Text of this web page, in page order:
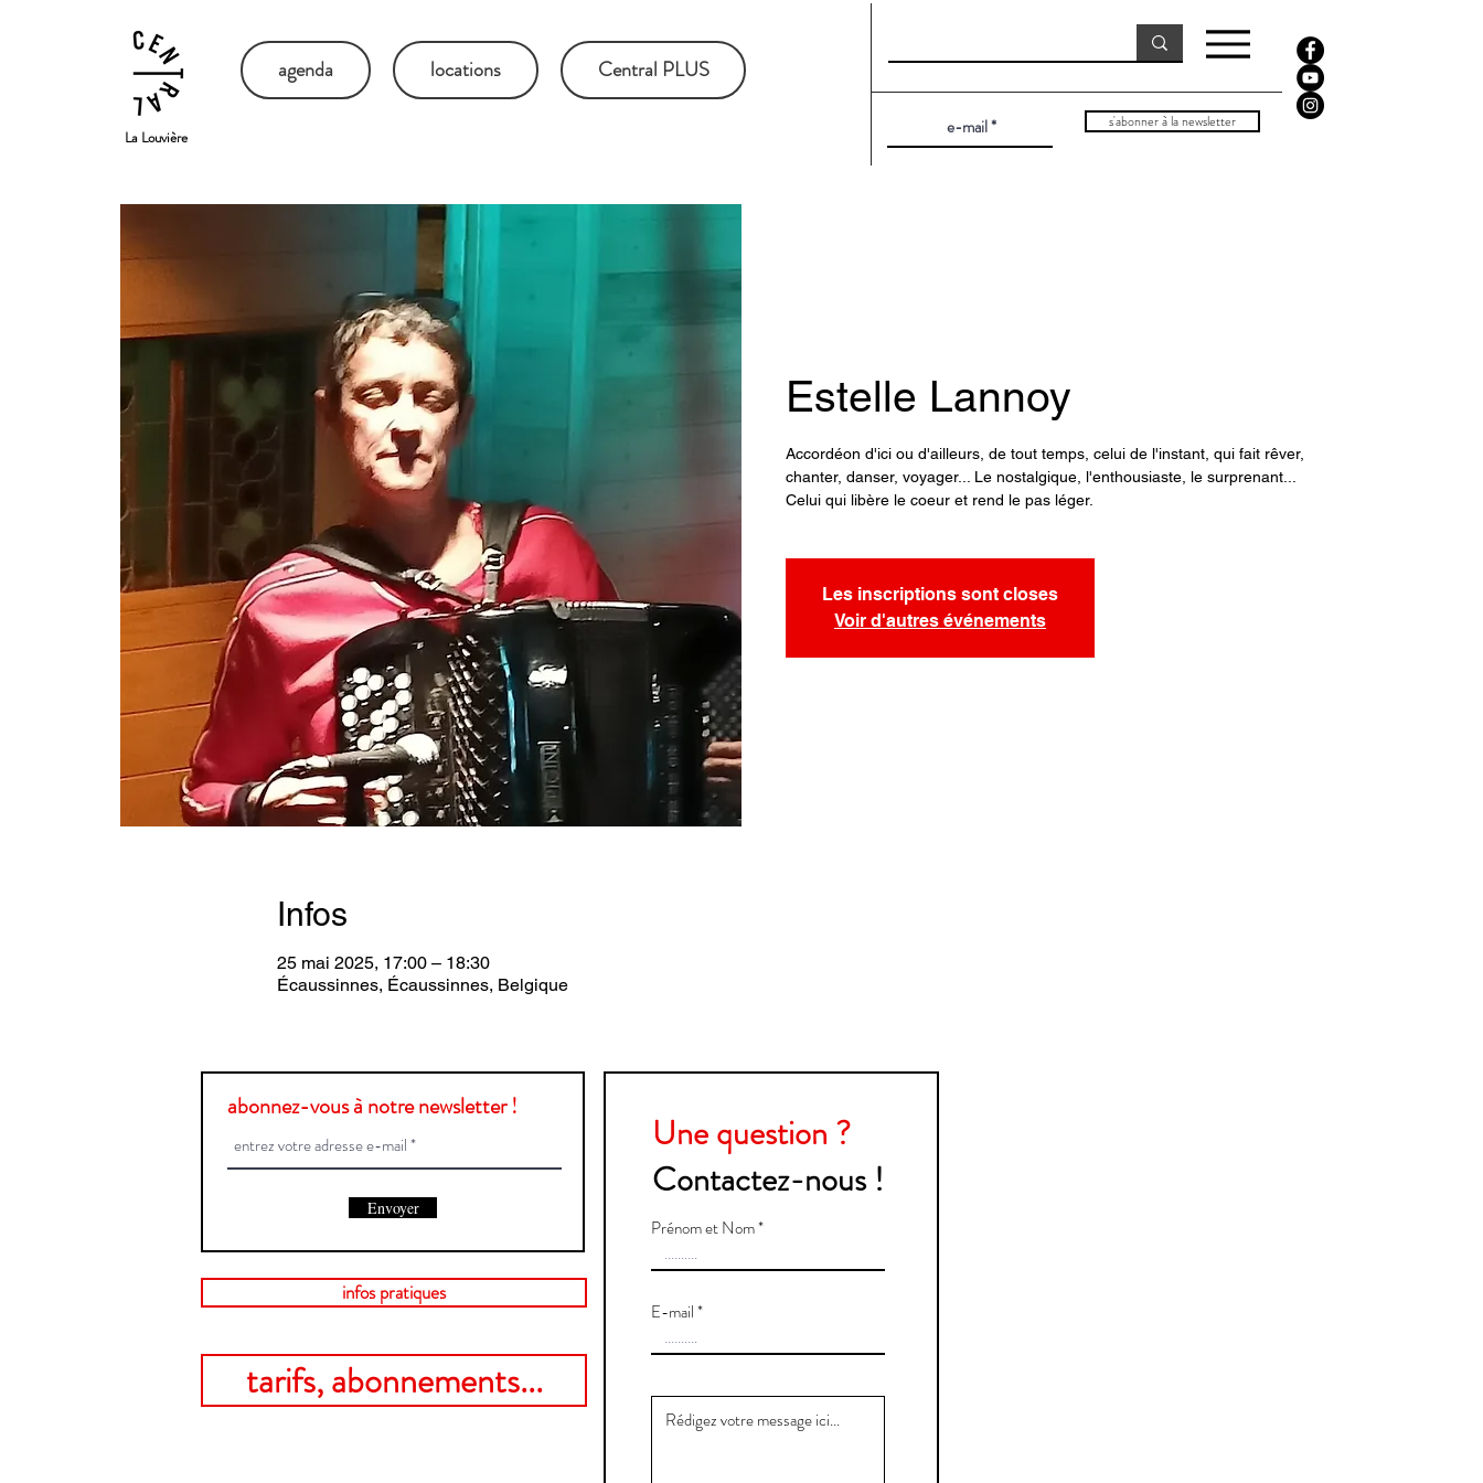
La Louvière
agenda locations Central PLUS
s'abonner à la newsletter
Estelle Lannoy
Accordéon d'ici ou d'ailleurs, de tout temps, celui de l'instant, qui fait rêver,
chanter, danser, voyager... Le nostalgique, l'enthousiaste, le surprenant...
Celui qui libère le coeur et rend le pas léger.
Les inscriptions sont closes
Voir d'autres événements
Infos
25 mai 2025, 17:00 – 18:30
Écaussinnes, Écaussinnes, Belgique
abonnez-vous à notre newsletter !
Envoyer
infos pratiques
tarifs, abonnements...
Une question ?
Contactez-nous !
Prénom et Nom
E-mail